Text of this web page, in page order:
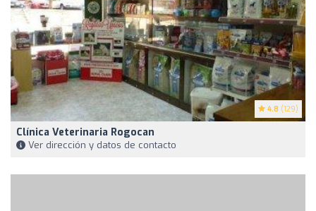
4.8 (129)
Clínica Veterinaria Rogocan
Ver dirección y datos de contacto